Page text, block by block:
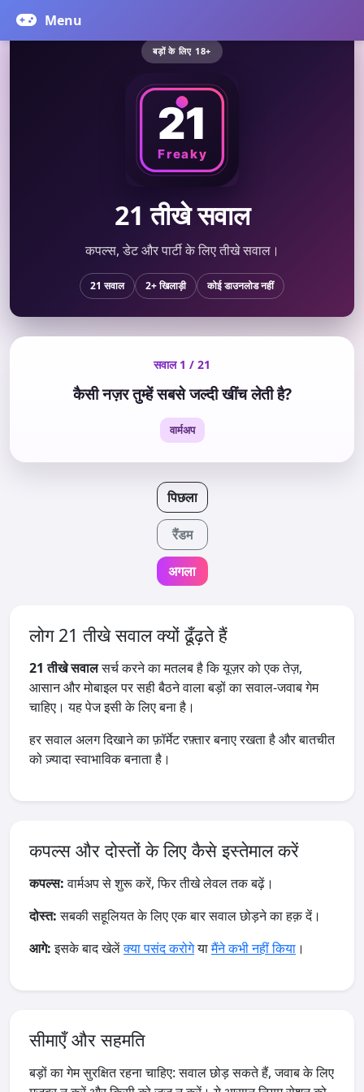
बड़ों के लिए 18+
21 तीखे सवाल
कपल्स, डेट और पार्टी के लिए तीखे सवाल।
21 सवाल 2+ खिलाड़ी कोई डाउनलोड नहीं
सवाल 1 / 21
कैसी नज़र तुम्हें सबसे जल्दी खींच लेती है?
वार्मअप
पिछला
रैंडम
अगला
लोग 21 तीखे सवाल क्यों ढूँढ़ते हैं
21 तीखे सवालसर्च करने का मतलब है कि यूज़र को एक तेज़,
आसान और मोबाइल पर सही बैठने वाला बड़ों का सवाल-जवाब गेम
चाहिए। यह पेज इसी के लिए बना है।
हर सवाल अलग दिखाने का फ़ॉर्मेट रफ़्तार बनाए रखता है और बातचीत
को ज़्यादा स्वाभाविक बनाता है।
कपल्स और दोस्तों के लिए कैसे इस्तेमाल करें
कपल्स:वार्मअप से शुरू करें, फिर तीखे लेवल तक बढ़ें।
दोस्त:सबकी सहूलियत के लिए एक बार सवाल छोड़ने का हक़ दें।
आगे:इसके बाद खेलेंक्या पसंद करोगेयामैंने कभी नहीं किया ।
सीमाएँ और सहमति
बड़ों का गेम सुरक्षित रहना चाहिए: सवाल छोड़ सकते हैं, जवाब के लिए